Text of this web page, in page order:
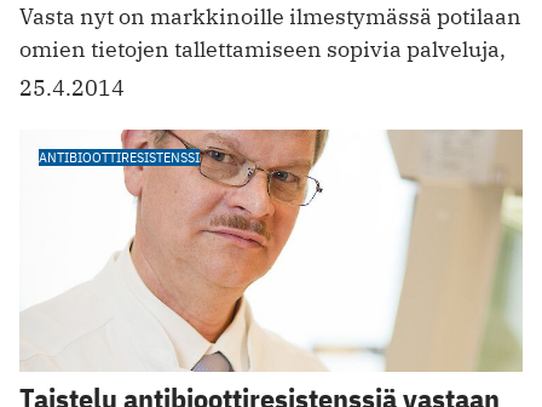
Vasta nyt on markkinoille ilmestymässä potilaan
omien tietojen tallettamiseen sopivia palveluja,
25.4.2014
ANTIBIOOTTIRESISTENSSI
Taistelu antibioottiresistenssiä vastaan